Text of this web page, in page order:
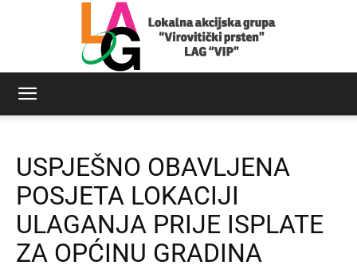
Virovitički
prsten
USPJEŠNO OBAVLJENA
POSJETA LOKACIJI
ULAGANJA PRIJE ISPLATE
ZA OPĆINU GRADINA